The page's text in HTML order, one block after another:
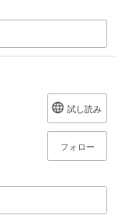
試し読み
フォロー